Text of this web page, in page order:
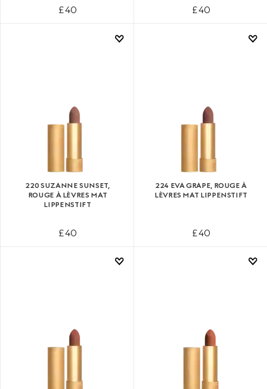
£ 40 £ 40
220 SUZANNE SUNSET,
ROUGE À LÈVRES MAT
LIPPENSTIFT
£ 40
224 EVA GRAPE, ROUGE À
LÈVRES MAT LIPPENSTIFT
£ 40